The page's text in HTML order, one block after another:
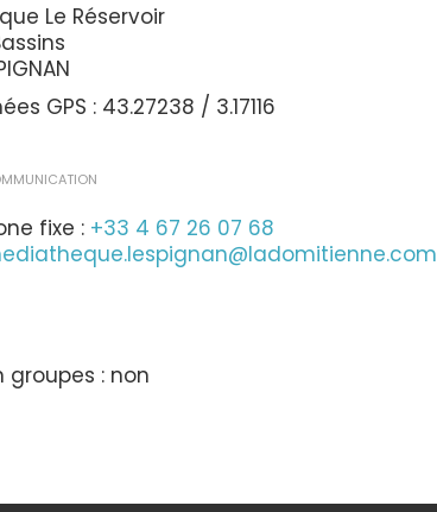
Le Réservoir
GPS : 43.27238 / 3.17116
fixe : +33 4 67 26 07 68
groupes : non